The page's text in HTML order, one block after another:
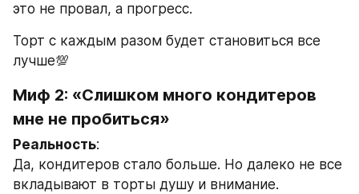
это не провал, а прогресс.
Торт с каждым разом будет становиться все
лучше💯
Миф 2: «Слишком много кондитеров
мне не пробиться»
Реальность:
Да, кондитеров стало больше. Но далеко не все
вкладывают в торты душу и внимание.